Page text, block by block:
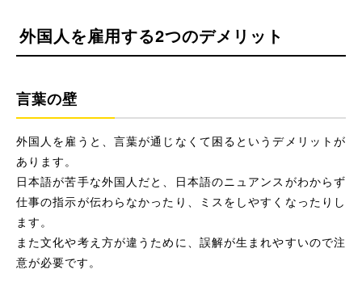
外国人を雇用する2つのデメリット
言葉の壁
外国人を雇うと、言葉が通じなくて困るというデメリットが
あります。
日本語が苦手な外国人だと、日本語のニュアンスがわからず
仕事の指示が伝わらなかったり、ミスをしやすくなったりし
ます。
また文化や考え方が違うために、誤解が生まれやすいので注
意が必要です。